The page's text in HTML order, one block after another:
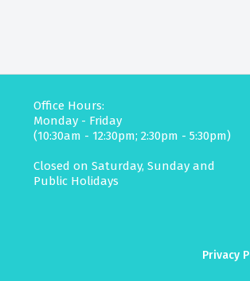
Office Hours:
Monday - Friday
(10:30am - 12:30pm; 2:30pm - 5:30pm)
Closed on Saturday, Sunday and
Public Holidays
Privacy